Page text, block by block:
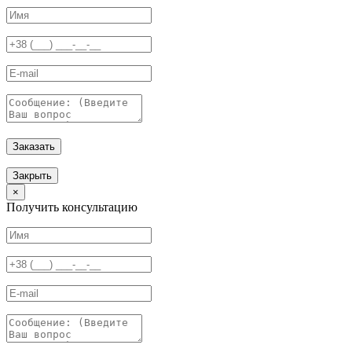
Заказать
Закрыть
×
Получить консультацию